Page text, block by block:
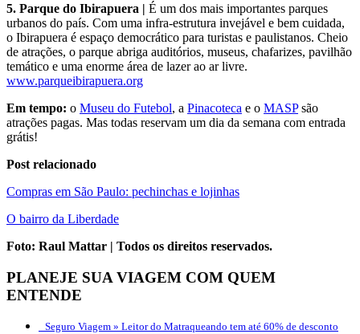
5. Parque do Ibirapuera | É um dos mais importantes parques
urbanos do país. Com uma infra-estrutura invejável e bem cuidada,
o Ibirapuera é espaço democrático para turistas e paulistanos. Cheio
de atrações, o parque abriga auditórios, museus, chafarizes, pavilhão
temático e uma enorme área de lazer ao ar livre.
www.parqueibirapuera.org
Em tempo: o Museu do Futebol, a Pinacoteca e o MASPsão
atrações pagas. Mas todas reservam um dia da semana com entrada
grátis!
Post relacionado
Compras em São Paulo: pechinchas e lojinhas
O bairro da Liberdade
Foto: Raul Mattar | Todos os direitos reservados.
PLANEJE SUA VIAGEM COM QUEM
ENTENDE
Seguro Viagem » Leitor do Matraqueando tem até 60% de desconto